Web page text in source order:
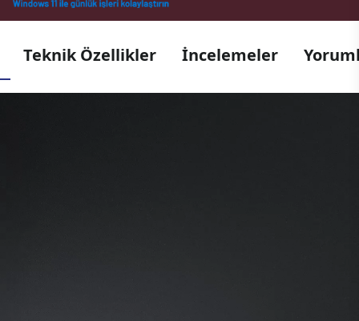
Teknik Özellikler İncelemeler